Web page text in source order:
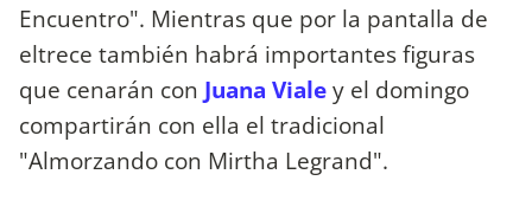
Encuentro". Mientras que por la pantalla de
eltrece también habrá importantes figuras
que cenarán con Juana Vialey el domingo
compartirán con ella el tradicional
"Almorzando con Mirtha Legrand".